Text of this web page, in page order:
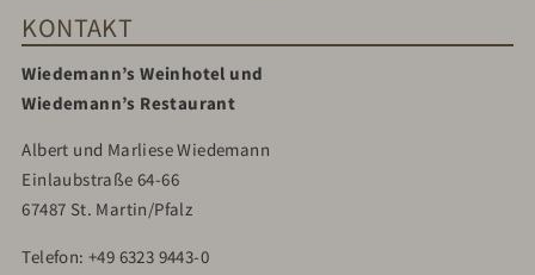
KONTAKT
Wiedemann’s Weinhotel und
Wiedemann’s Restaurant
Albert und Marliese Wiedemann
Einlaubstraße 64-66
67487 St. Martin/Pfalz
Telefon: +49 6323 9443-0